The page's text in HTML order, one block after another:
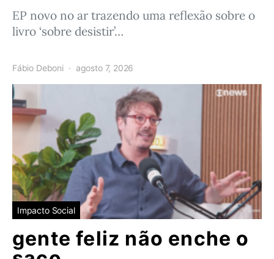
EP novo no ar trazendo uma reflexão sobre o
livro ‘sobre desistir’…
Fábio Deboni agosto 7, 2026
Impacto Social
gente feliz não enche o